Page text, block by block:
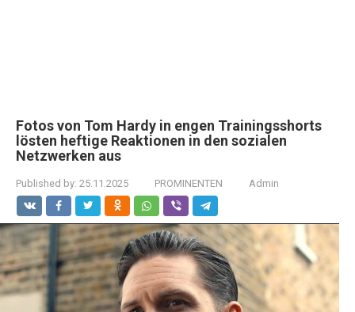
Fotos von Tom Hardy in engen Trainingsshorts
lösten heftige Reaktionen in den sozialen
Netzwerken aus
Published by: 25.11.2025 PROMINENTEN Admin